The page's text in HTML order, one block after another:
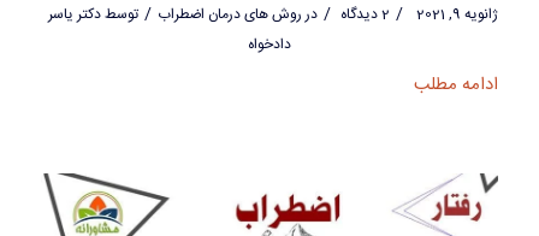
ژانویه 9, 2021 / 2 دیدگاه / درروش های درمان اضطراب / توسطدکتر یاسر
دادخواه
ادامه مطلب